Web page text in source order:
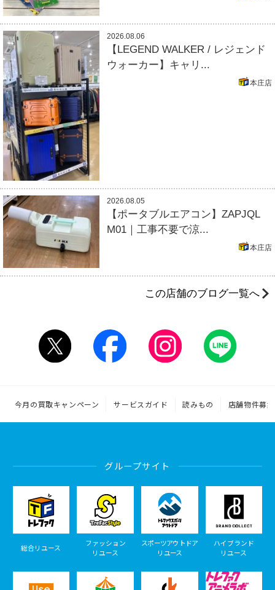
2026.08.06
【LEGEND WALKER / レジェンド
ウォーカー】キャリ...
本庄店
2026.08.05
【ポータブルエアコン】ZAPJQL
M01｜工事不要で涼...
本庄店
この店舗のブログ一覧へ
今月の買取キャンペーン サービスガイド 読みもの 店舗物件募集
グループサイト
総合リユース
ファッション
リユース
スポーツアウトドア
リユース
ハイブランド
リユース